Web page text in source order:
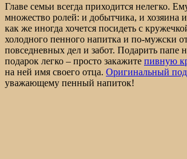
Главе семьи всегда приходится нелегко.
множество ролей: и добытчика, и хозяина
как же иногда хочется посидеть с
холодного пенного напитка и по-мужски
повседневных дел и забот. Подарить папе
подарок легко – просто закажите пивную
на ней имя своего отца. Оригинальный
уважающему пенный напиток!